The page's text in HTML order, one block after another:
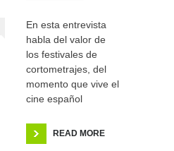
En esta entrevista
habla del valor de
los festivales de
cortometrajes, del
momento que vive el
cine español
READ MORE